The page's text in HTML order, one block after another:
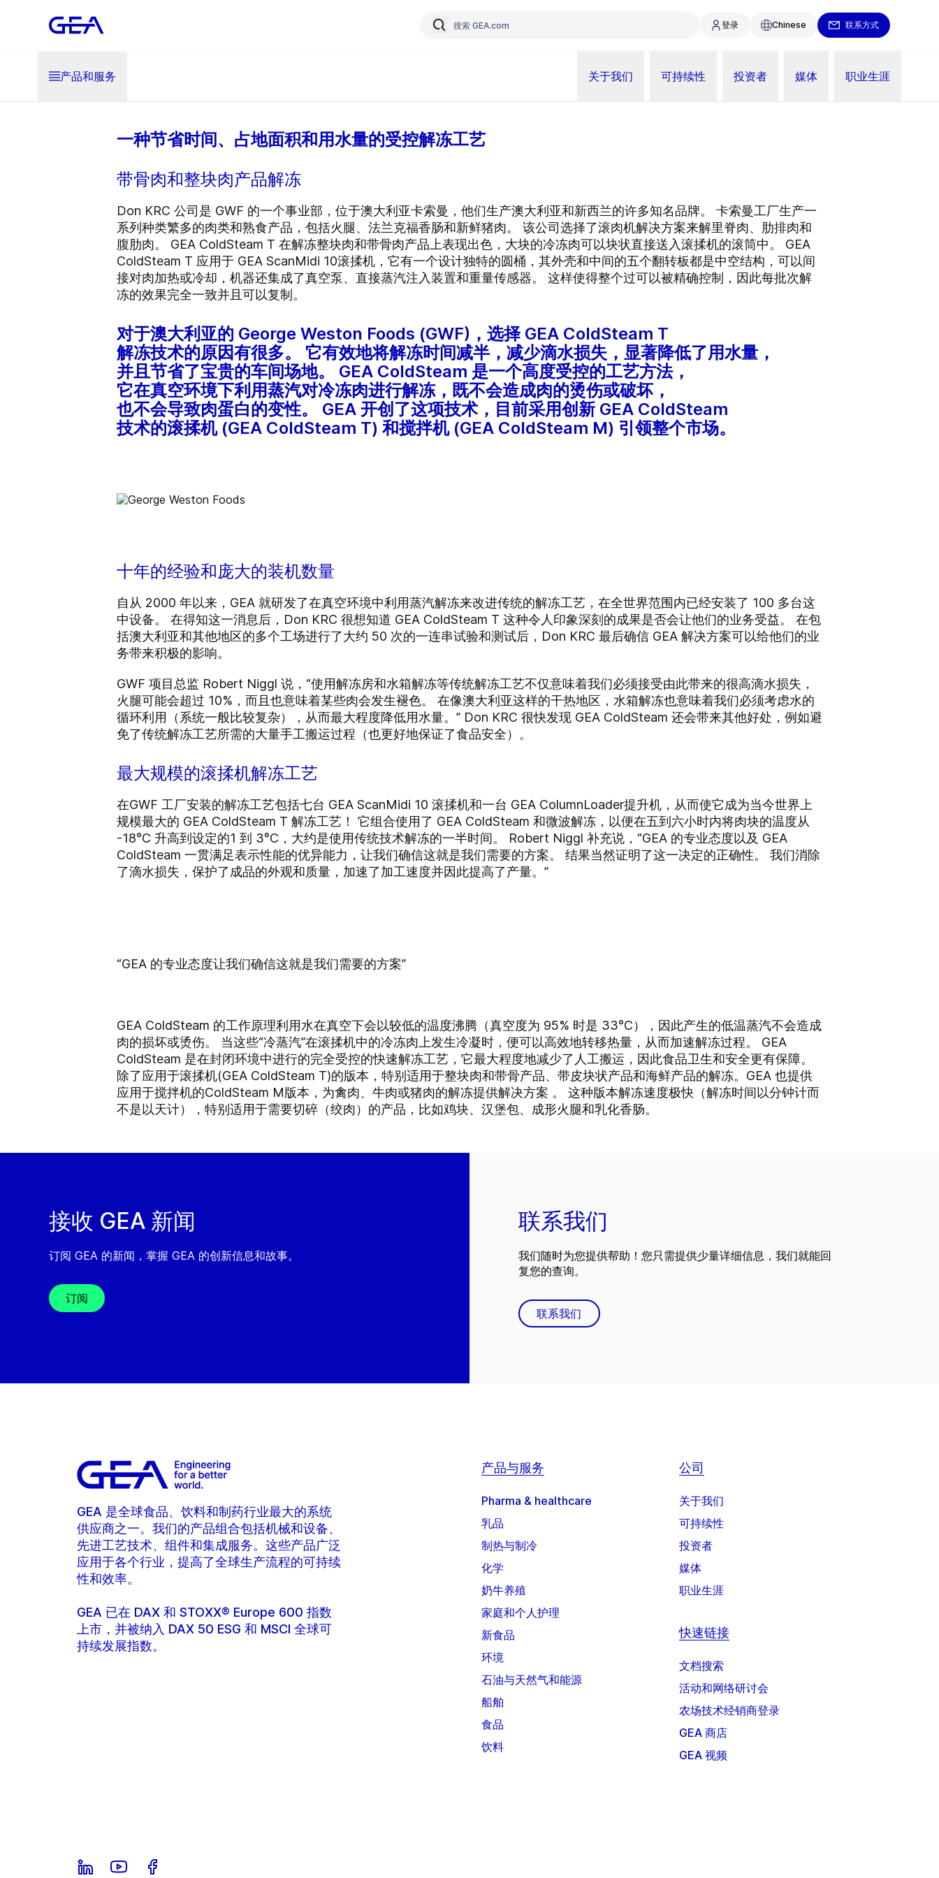
登录 Chinese 联系方式
产品和服务 关于我们 可持续性 投资者 媒体 职业生涯
一种节省时间、占地面积和用水量的受控解冻工艺
带骨肉和整块肉产品解冻
Don KRC 公司是 GWF 的一个事业部，位于澳大利亚卡索曼，他们生产澳大利亚和新西兰的许多知名品牌。 卡索曼工厂生产一
系列种类繁多的肉类和熟食产品，包括火腿、法兰克福香肠和新鲜猪肉。 该公司选择了滚肉机解决方案来解里脊肉、肋排肉和
腹肋肉。 GEA ColdSteam T 在解冻整块肉和带骨肉产品上表现出色，大块的冷冻肉可以块状直接送入滚揉机的滚筒中。 GEA
ColdSteam T 应用于 GEA ScanMidi 10滚揉机，它有一个设计独特的圆桶，其外壳和中间的五个翻转板都是中空结构，可以间
接对肉加热或冷却，机器还集成了真空泵、直接蒸汽注入装置和重量传感器。 这样使得整个过可以被精确控制，因此每批次解
冻的效果完全一致并且可以复制。
对于澳大利亚的 George Weston Foods (GWF)，选择 GEA ColdSteam T
解冻技术的原因有很多。 它有效地将解冻时间减半，减少滴水损失，显著降低了用水量，
并且节省了宝贵的车间场地。 GEA ColdSteam 是一个高度受控的工艺方法，
它在真空环境下利用蒸汽对冷冻肉进行解冻，既不会造成肉的烫伤或破坏，
也不会导致肉蛋白的变性。 GEA 开创了这项技术，目前采用创新 GEA ColdSteam
技术的滚揉机 (GEA ColdSteam T) 和搅拌机 (GEA ColdSteam M) 引领整个市场。
十年的经验和庞大的装机数量
自从 2000 年以来，GEA 就研发了在真空环境中利用蒸汽解冻来改进传统的解冻工艺，在全世界范围内已经安装了 100 多台这
中设备。 在得知这一消息后，Don KRC 很想知道 GEA ColdSteam T 这种令人印象深刻的成果是否会让他们的业务受益。 在包
括澳大利亚和其他地区的多个工场进行了大约 50 次的一连串试验和测试后，Don KRC 最后确信 GEA 解决方案可以给他们的业
务带来积极的影响。
GWF 项目总监 Robert Niggl 说，“使用解冻房和水箱解冻等传统解冻工艺不仅意味着我们必须接受由此带来的很高滴水损失，
火腿可能会超过 10%，而且也意味着某些肉会发生褪色。 在像澳大利亚这样的干热地区，水箱解冻也意味着我们必须考虑水的
循环利用（系统一般比较复杂），从而最大程度降低用水量。” Don KRC 很快发现 GEA ColdSteam 还会带来其他好处，例如避
免了传统解冻工艺所需的大量手工搬运过程（也更好地保证了食品安全）。
最大规模的滚揉机解冻工艺
在GWF 工厂安装的解冻工艺包括七台 GEA ScanMidi 10 滚揉机和一台 GEA ColumnLoader提升机，从而使它成为当今世界上
规模最大的 GEA ColdSteam T 解冻工艺！ 它组合使用了 GEA ColdSteam 和微波解冻，以便在五到六小时内将肉块的温度从
-18°C 升高到设定的1 到 3°C，大约是使用传统技术解冻的一半时间。 Robert Niggl 补充说，“GEA 的专业态度以及 GEA
ColdSteam 一贯满足表示性能的优异能力，让我们确信这就是我们需要的方案。 结果当然证明了这一决定的正确性。 我们消除
了滴水损失，保护了成品的外观和质量，加速了加工速度并因此提高了产量。”
“GEA 的专业态度让我们确信这就是我们需要的方案”
GEA ColdSteam 的工作原理利用水在真空下会以较低的温度沸腾（真空度为 95% 时是 33°C），因此产生的低温蒸汽不会造成
肉的损坏或烫伤。 当这些“冷蒸汽”在滚揉机中的冷冻肉上发生冷凝时，便可以高效地转移热量，从而加速解冻过程。 GEA
ColdSteam 是在封闭环境中进行的完全受控的快速解冻工艺，它最大程度地减少了人工搬运，因此食品卫生和安全更有保障。
除了应用于滚揉机(GEA ColdSteam T)的版本，特别适用于整块肉和带骨产品、带皮块状产品和海鲜产品的解冻。GEA 也提供
应用于搅拌机的ColdSteam M版本，为禽肉、牛肉或猪肉的解冻提供解决方案 。 这种版本解冻速度极快（解冻时间以分钟计而
不是以天计），特别适用于需要切碎（绞肉）的产品，比如鸡块、汉堡包、成形火腿和乳化香肠。
接收 GEA 新闻
订阅 GEA 的新闻，掌握 GEA 的创新信息和故事。
订阅
联系我们
我们随时为您提供帮助！您只需提供少量详细信息，我们就能回
复您的查询。
联系我们
GEA 是全球食品、饮料和制药行业最大的系统
供应商之一。我们的产品组合包括机械和设备、
先进工艺技术、组件和集成服务。这些产品广泛
应用于各个行业，提高了全球生产流程的可持续
性和效率。
GEA 已在 DAX 和 STOXX® Europe 600 指数
上市，并被纳入 DAX 50 ESG 和 MSCI 全球可
持续发展指数。
产品与服务
Pharma & healthcare
乳品
制热与制冷
化学
奶牛养殖
家庭和个人护理
新食品
环境
石油与天然气和能源
船舶
食品
饮料
公司
关于我们
可持续性
投资者
媒体
职业生涯
快速链接
文档搜索
活动和网络研讨会
农场技术经销商登录
GEA 商店
GEA 视频